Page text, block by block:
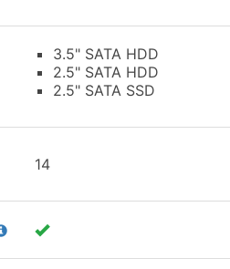
3.5" SATA HDD
2.5" SATA HDD
2.5" SATA SSD
14